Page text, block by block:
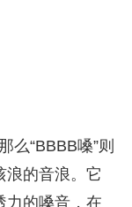
么“BBBB嗓”则
浪的音浪。它
力的嗓音，在